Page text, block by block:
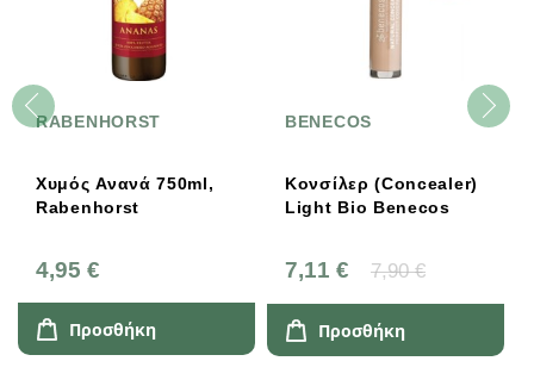
RABENHORST
Χυμός Ανανά 750ml,
Rabenhorst
4,95 €
Προσθήκη
BENECOS
Κονσίλερ (Concealer)
Light Bio Benecos
7,11 € 7,90 €
Προσθήκη